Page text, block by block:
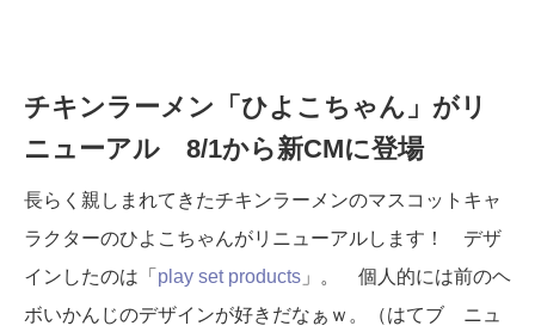
チキンラーメン「ひよこちゃん」がリ
ニューアル 8/1から新CMに登場
長らく親しまれてきたチキンラーメンのマスコットキャ
ラクターのひよこちゃんがリニューアルします！ デザ
インしたのは「 play set products 」。 個人的には前のヘ
ボいかんじのデザインが好きだなぁｗ。（はてブ ニュ